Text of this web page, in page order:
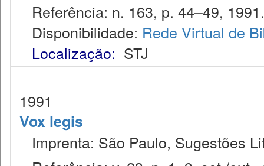
Referência: n. 163, p. 44–49, 1991.
Disponibilidade: Rede Virtual de
Localização: STJ
1991
Vox legis
Imprenta: São Paulo, Sugestões